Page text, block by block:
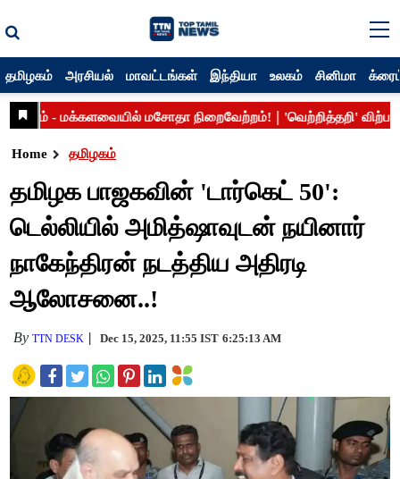
தமிழகம் அரசியல் மாவட்டங்கள் இந்தியா உலகம் சினிமா
Home தமிழகம்
தமிழக பாஜகவின் 'டார்கெட் 50':
டெல்லியில் அமித்ஷாவுடன் நயினார்
நாகேந்திரன் நடத்திய அதிரடி
ஆலோசனை..!
ByTTN DESK Dec 15, 2025, 11:55 IST 6:25:13 AM